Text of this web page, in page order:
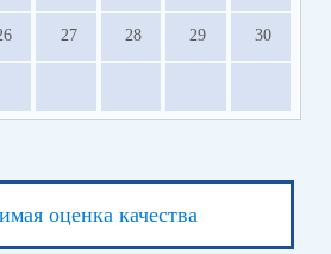
27 28 29 30
оценка качества